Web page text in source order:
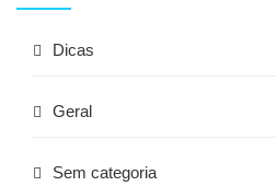
Dicas
Geral
Sem categoria